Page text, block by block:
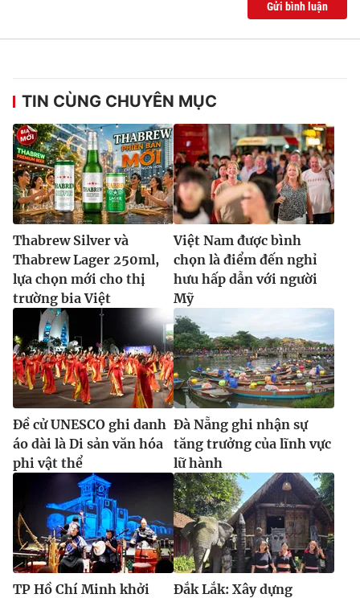
® Cấm sao chép dưới mọi hình thức nếu không có sự chấp
thuận bằng văn bản. Ghi rõ nguồn VTV.vn khi phát hành lại
thông tin từ website này.
Gửi bình luận
TIN CÙNG CHUYÊN MỤC
Thabrew Silver và
Thabrew Lager 250ml,
lựa chọn mới cho thị
trường bia Việt
Việt Nam được bình
chọn là điểm đến nghỉ
hưu hấp dẫn với người
Mỹ
Đề cử UNESCO ghi danh
áo dài là Di sản văn hóa
phi vật thể
Đà Nẵng ghi nhận sự
tăng trưởng của lĩnh vực
lữ hành
TP Hồ Chí Minh khởi
Đắk Lắk: Xây dựng